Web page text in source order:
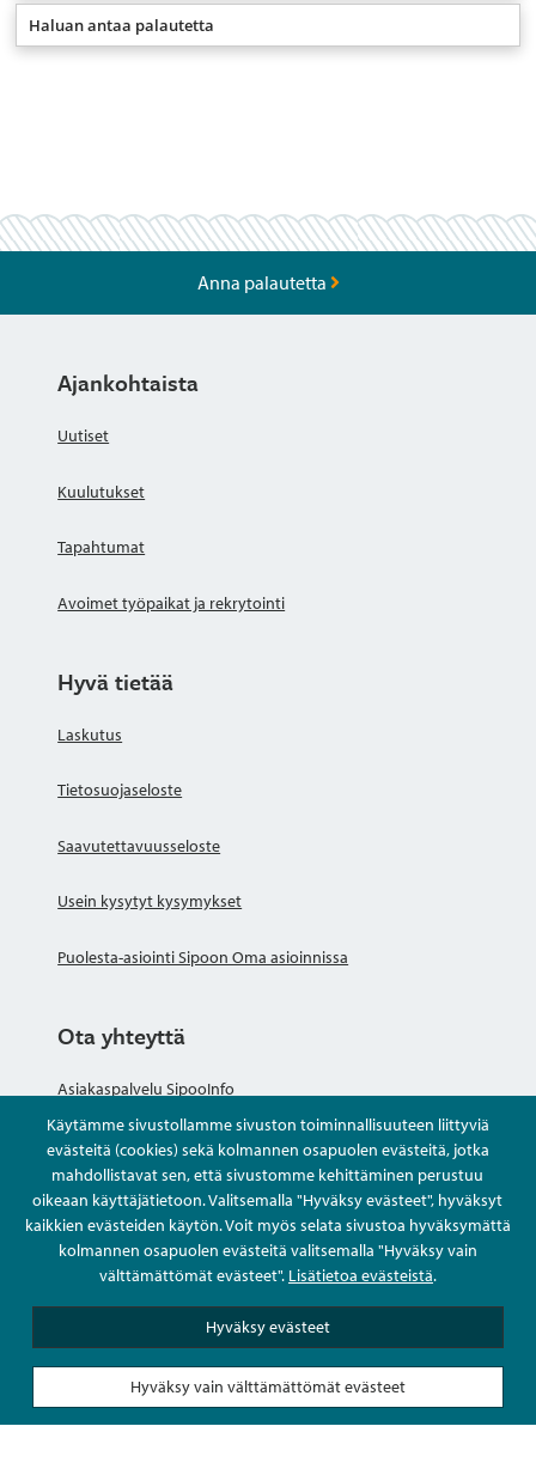
Haluan antaa palautetta
Käytämme sivustollamme sivuston toiminnallisuuteen liittyviä
evästeitä (cookies) sekä kolmannen osapuolen evästeitä, jotka
mahdollistavat sen, että sivustomme kehittäminen perustuu
oikeaan käyttäjätietoon. Valitsemalla "Hyväksy evästeet", hyväksyt
kaikkien evästeiden käytön. Voit myös selata sivustoa hyväksymättä
kolmannen osapuolen evästeitä valitsemalla "Hyväksy vain
välttämättömät evästeet". Lisätietoa evästeistä.
Hyväksy evästeet
Hyväksy vain välttämättömät evästeet
Anna palautetta
Ajankohtaista
Uutiset
Kuulutukset
Tapahtumat
Avoimet työpaikat ja rekrytointi
Hyvä tietää
Laskutus
Tietosuojaseloste
Saavutettavuusseloste
Usein kysytyt kysymykset
Puolesta-asiointi Sipoon Oma asioinnissa
Ota yhteyttä
Asiakaspalvelu SipooInfo
Anna palautetta nimettömästi
Kysy tai asioi
Yhteystiedot